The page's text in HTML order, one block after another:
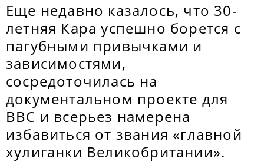
Еще недавно казалось, что 30-
летняя Кара успешно борется с
пагубными привычками и
зависимостями,
сосредоточилась на
документальном проекте для
BBC и всерьез намерена
избавиться от звания «главной
хулиганки Великобритании».